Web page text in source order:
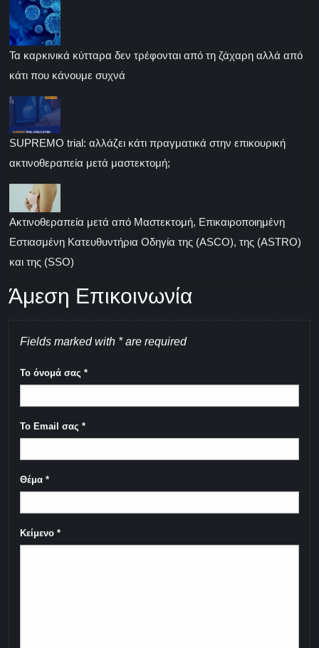
Τα καρκινικά κύτταρα δεν τρέφονται από τη ζάχαρη αλλά από
κάτι που κάνουμε συχνά
SUPREMO trial: αλλάζει κάτι πραγματικά στην επικουρική
ακτινοθεραπεία μετά μαστεκτομή;
Ακτινοθεραπεία μετά από Μαστεκτομή, Επικαιροποιημένη
Εστιασμένη Κατευθυντήρια Οδηγία της (ASCO), της (ASTRO)
και της (SSO)
Άμεση Επικοινωνία
Fields marked with * are required
Το όνομά σας *
Το Email σας *
Θέμα *
Κείμενο *